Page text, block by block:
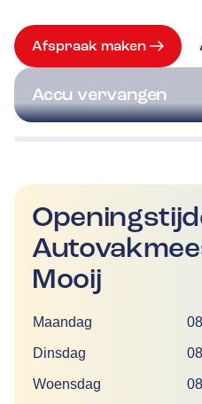
Afspraak maken
Accu vervangen
Mooij
DagTijd
Maandag
Dinsdag
Woensdag